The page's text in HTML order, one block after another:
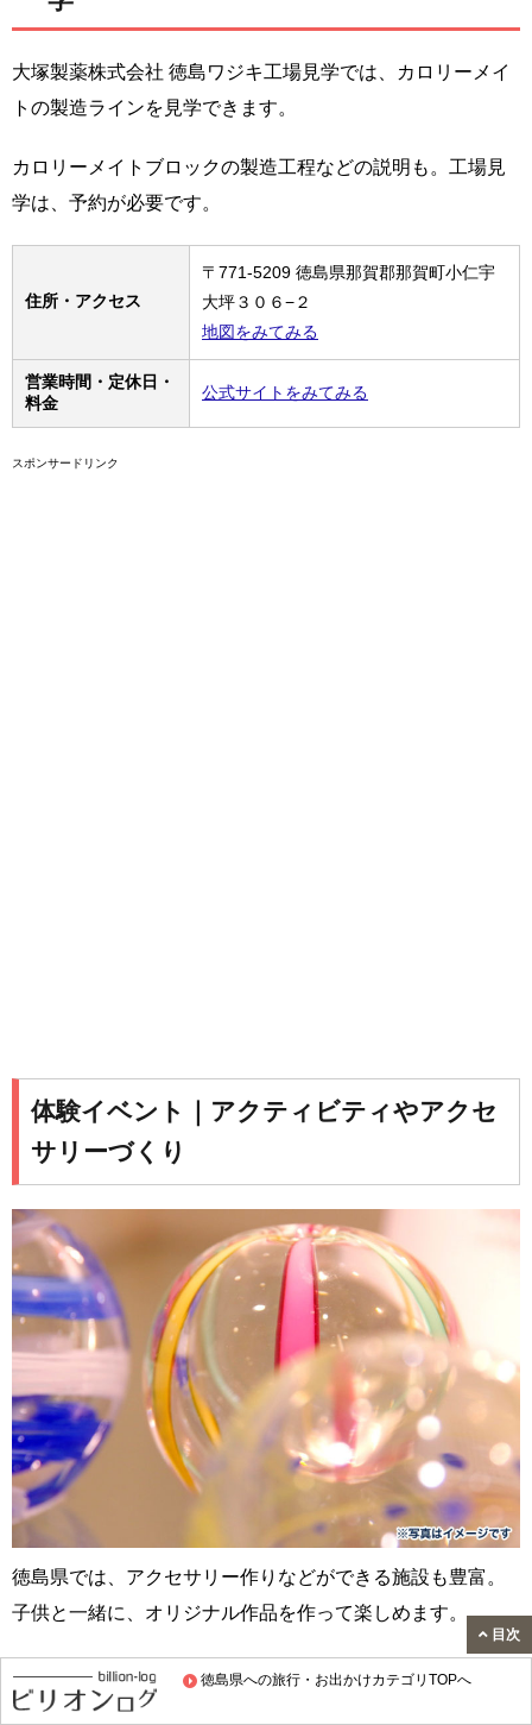
徳島県への旅行・お出かけカテゴリTOPへ
大塚製薬株式会社 徳島ワジキ工場見学では、カロリーメイ
トの製造ラインを見学できます。
カロリーメイトブロックの製造工程などの説明も。工場見
学は、予約が必要です。
住所・アクセス
〒771-5209 徳島県那賀郡那賀町小仁宇
大坪３０６−２
地図をみてみる
営業時間・定休日・
料金
公式サイトをみてみる
スポンサードリンク
体験イベント｜アクティビティやアクセ
サリーづくり
徳島県では、アクセサリー作りなどができる施設も豊富。
子供と一緒に、オリジナル作品を作って楽しめます。
体験イベントは、アソビューから予約できます。
目次